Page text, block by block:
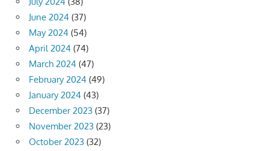
June 2024 (37)
May 2024 (54)
April 2024 (74)
March 2024 (47)
February 2024 (49)
January 2024 (43)
December 2023 (37)
November 2023 (23)
October 2023 (32)